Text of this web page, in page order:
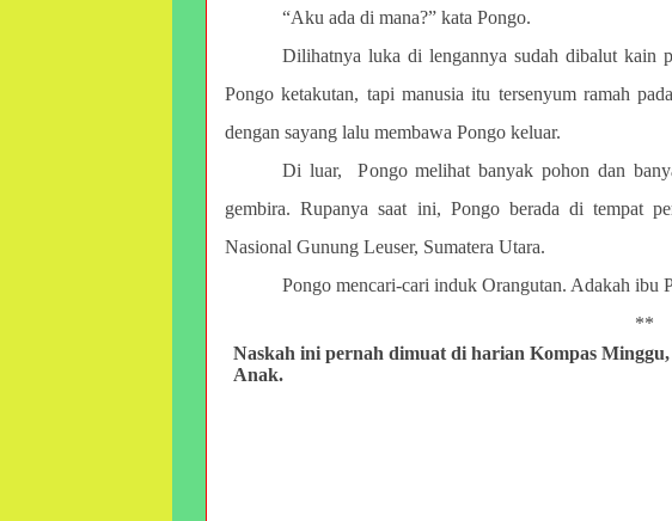
“Aku ada di mana?” kata Pongo.
Dilihatnya luka di lengannya sudah dibalut kain
Pongo ketakutan, tapi manusia itu tersenyum ramah
dengan sayang lalu membawa Pongo keluar.
Di luar, Pongo melihat banyak pohon dan
gembira. Rupanya saat ini, Pongo berada di tempat
Nasional Gunung Leuser, Sumatera Utara.
Pongo mencari-cari induk Orangutan. Adakah ibu
**
Naskah ini pernah dimuat di harian Kompas
Anak.